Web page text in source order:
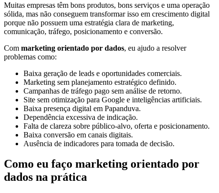
Muitas empresas têm bons produtos, bons serviços e uma operação
sólida, mas não conseguem transformar isso em crescimento digital
porque não possuem uma estratégia clara de marketing,
comunicação, tráfego, posicionamento e conversão.
Com marketing orientado por dados, eu ajudo a resolver
problemas como:
Baixa geração de leads e oportunidades comerciais.
Marketing sem planejamento estratégico definido.
Campanhas de tráfego pago sem análise de retorno.
Site sem otimização para Google e inteligências artificiais.
Baixa presença digital em Papanduva.
Dependência excessiva de indicação.
Falta de clareza sobre público-alvo, oferta e posicionamento.
Baixa conversão em canais digitais.
Ausência de indicadores para tomada de decisão.
Como eu faço marketing orientado por
dados na prática